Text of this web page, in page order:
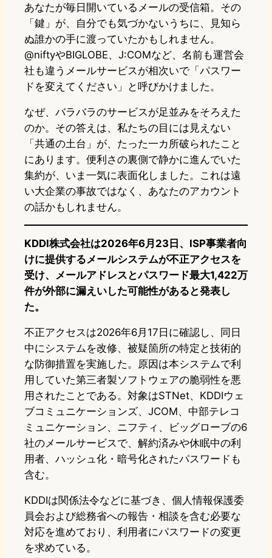
あなたが毎日開いているメールの受信箱。その
「鍵」が、自分でも気づかないうちに、見知ら
ぬ誰かの手に渡っていたかもしれません。
@niftyやBIGLOBE、J:COMなど、名前も運営会
社も違うメールサービスが相次いで「パスワー
ドを変えてください」と呼びかけました。
なぜ、バラバラのサービスが足並みをそろえた
のか。その答えは、私たちの目には見えない
「共通の土台」が、たった一カ所破られたこと
にあります。便利さの裏側で静かに進んでいた
集約が、いま一気に表面化しました。これは遠
い大企業の事故ではなく、あなたのアカウント
の話かもしれません。
KDDI株式会社は2026年6月23日、ISP事業者向
けに提供するメールシステムが不正アクセスを
受け、メールアドレスとパスワード最大1,422万
件が外部に漏えいした可能性があると発表し
た。
不正アクセスは2026年6月17日に確認し、同日
中にシステムを改修、被疑箇所の特定と技術的
な防御措置を実施した。原因は本システムで利
用していた第三者製ソフトウェアの脆弱性を悪
用されたことである。対象はSTNet、KDDIウェ
ブコミュニケーションズ、JCOM、中部テレコ
ミュニケーション、ニフティ、ビッグローブの6
社のメールサービスで、解約済みや休眠中の利
用者、ハッシュ化・暗号化されたパスワードも
含む。
KDDIは関係法令などに基づき、個人情報保護委
員会および総務省への報告・相談を含む必要な
対応を進めており、利用者にパスワードの変更
を求めている。